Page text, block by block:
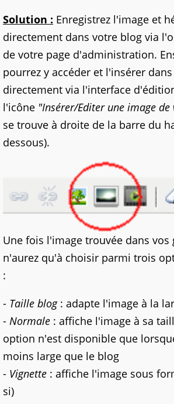
Solution : Enregistrez l'image et
directement dans votre blog via
de votre page d'administration.
pourrez y accéder et l'insérer
directement via l'interface
l'icône "Insérer/Editer une image de
se trouve à droite de la barre du
dessous).
Une fois l'image trouvée dans vos
n'aurez qu'à choisir parmi trois
:
- Taille blog: adapte l'image à la
- Normale : affiche l'image à sa
option n'est disponible que
moins large que le blog
- Vignette : affiche l'image sous
si)